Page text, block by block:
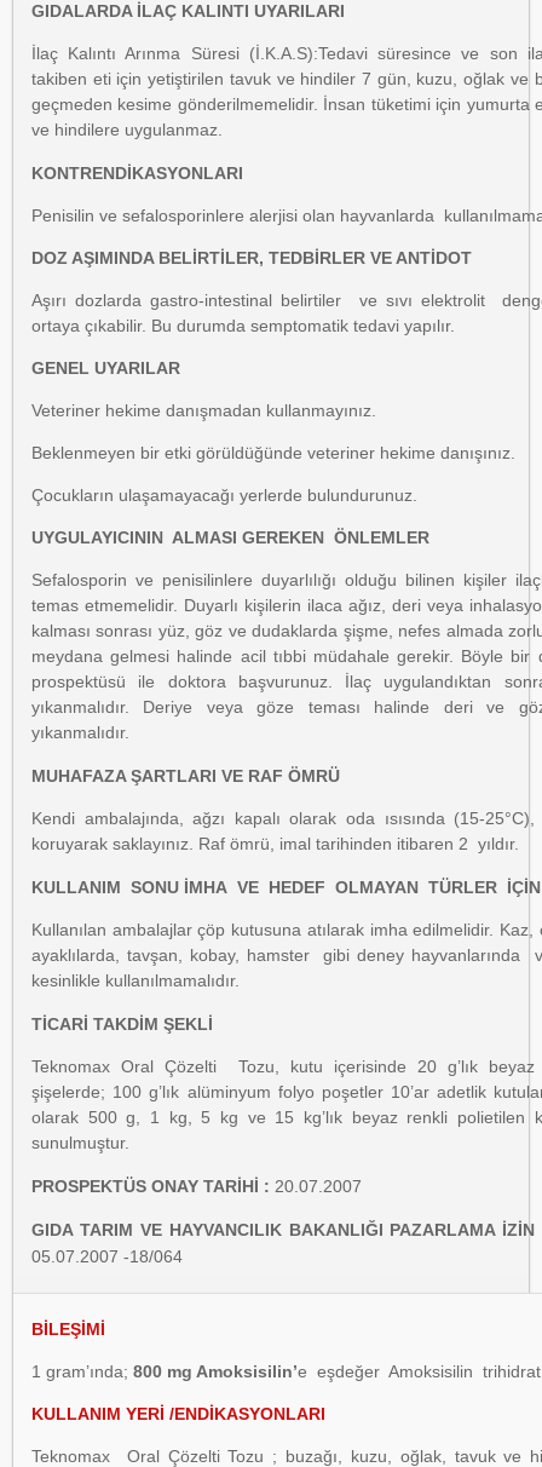
GIDALARDA İLAÇ KALINTI UYARILARI
İlaç Kalıntı Arınma Süresi (İ.K.A.S):Tedavi süresince ve son
takiben eti için yetiştirilen tavuk ve hindiler 7 gün, kuzu, oğlak ve
geçmeden kesime gönderilmemelidir. İnsan tüketimi için yumurta
ve hindilere uygulanmaz.
KONTRENDİKASYONLARI
Penisilin ve sefalosporinlere alerjisi olan hayvanlarda
DOZ AŞIMINDA BELİRTİLER, TEDBİRLER VE ANTİDOT
Aşırı dozlarda gastro-intestinal belirtiler ve sıvı elektrolit
ortaya çıkabilir. Bu durumda semptomatik tedavi yapılır.
GENEL UYARILAR
Veteriner hekime danışmadan kullanmayınız.
Beklenmeyen bir etki görüldüğünde veteriner hekime danışınız.
Çocukların ulaşamayacağı yerlerde bulundurunuz.
UYGULAYICININ ALMASI GEREKEN ÖNLEMLER
Sefalosporin ve penisilinlere duyarlılığı olduğu bilinen kişiler
temas etmemelidir. Duyarlı kişilerin ilaca ağız, deri veya
kalması sonrası yüz, göz ve dudaklarda şişme, nefes almada
meydana gelmesi halinde acil tıbbi müdahale gerekir. Böyle bir
prospektüsü ile doktora başvurunuz. İlaç uygulandıktan
yıkanmalıdır. Deriye veya göze teması halinde deri ve
yıkanmalıdır.
MUHAFAZA ŞARTLARI VE RAF ÖMRÜ
Kendi ambalajında, ağzı kapalı olarak oda ısısında (15-
koruyarak saklayınız. Raf ömrü, imal tarihinden itibaren 2 yıldır.
KULLANIM SONU İMHA VE HEDEF OLMAYAN TÜRLER
Kullanılan ambalajlar çöp kutusuna atılarak imha edilmelidir.
ayaklılarda, tavşan, kobay, hamster gibi deney hayvanlarında
kesinlikle kullanılmamalıdır.
TİCARİ TAKDİM ŞEKLİ
Teknomax Oral Çözelti Tozu, kutu içerisinde 20 g’lık beyaz
şişelerde; 100 g’lık alüminyum folyo poşetler 10’ar adetlik
olarak 500 g, 1 kg, 5 kg ve 15 kg’lık beyaz renkli polietilen
sunulmuştur.
PROSPEKTÜS ONAY TARİHİ : 20.07.2007
GIDA TARIM VE HAYVANCILIK BAKANLIĞI PAZARLAMA
05.07.2007 -18/064
BİLEŞİMİ
1 gram’ında; 800 mg Amoksisilin’e eşdeğer Amoksisilin
KULLANIM YERİ /ENDİKASYONLARI
Teknomax Oral Çözelti Tozu ; buzağı, kuzu, oğlak, tavuk ve